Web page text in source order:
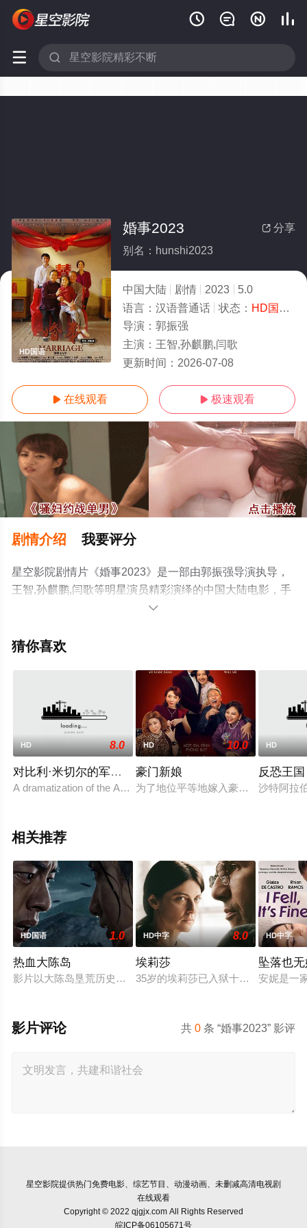
   
 
HD国语
 分享
婚事2023
别名：hunshi2023
中国大陆 剧情 2023
5.0
语言： 汉语普通话 状态： HD国语/高清
导演： 郭振强
主演： 王智,孙麒鹏,闫歌
更新时间： 2026-07-08
 在线观看  极速观看
剧情介绍 我要评分
星空影院剧情片《婚事2023》是一部由郭振强导演执导，
王智,孙麒鹏,闫歌等明星演员精彩演绎的中国大陆电影，手
机免费观看高清无删减完整版电影大全就上星空电影网，
了解。

猜你喜欢
HD 8.0
对比利·米切尔的军事审判
A dramatization of the American general and his court martial for
HD 10.0
豪门新娘
为了地位平等地嫁入豪门，新娘全家
HD
反恐王国
沙特阿拉
相关推荐
HD国语 1.0
热血大陈岛
影片以大陈岛垦荒历史为创作底色，在尊重历史真实性的前提
HD中字 8.0
埃莉莎
35岁的埃莉莎已入狱十年，她因杀害
HD中字
坠落也
安妮是一
共0 条 “婚事2023” 影评
影片评论
星空影院提供热门免费电影、综艺节目、动漫动画、未删减高清电视剧
在线观看
Copyright © 2022 qjgjx.com All Rights Reserved
皖ICP备06105671号